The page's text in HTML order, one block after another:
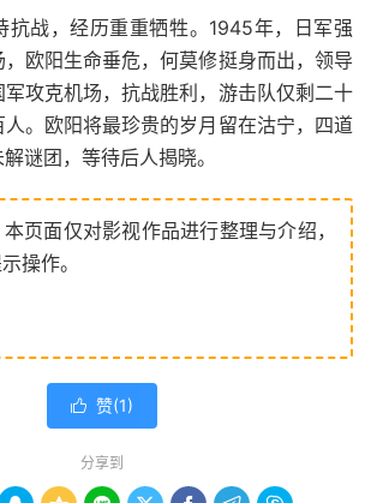
抗战，经历重重牺牲。1945年，日军强
欧阳生命垂危，何莫修挺身而出，领导
攻克机场，抗战胜利，游击队仅剩二十
。欧阳将最珍贵的岁月留在沽宁，四道
谜团，等待后人揭晓。
本页面仅对影视作品进行整理与介绍，
操作。
 赞(1)
分享到